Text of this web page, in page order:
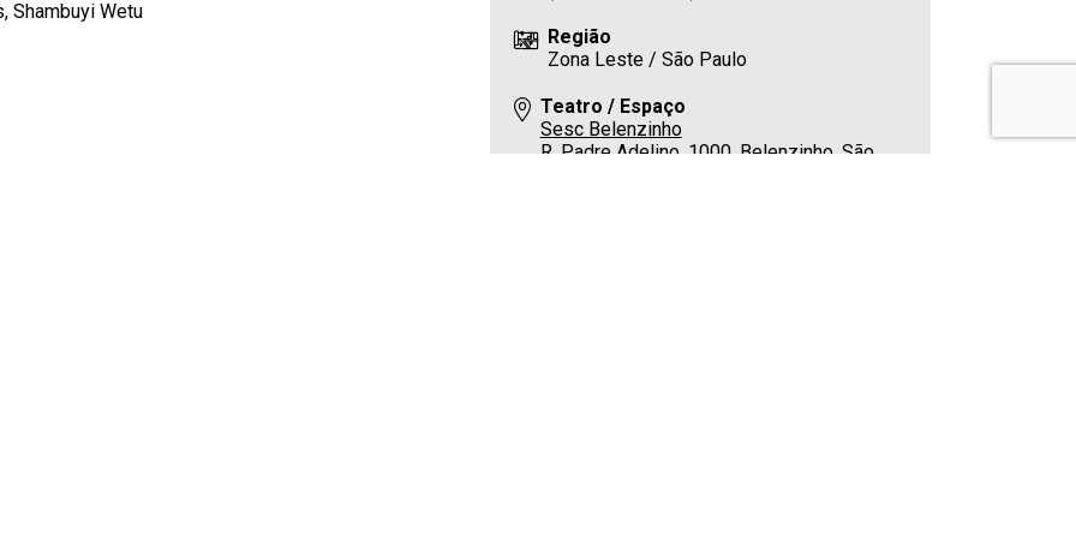
Shambuyi Wetu
Região
Zona Leste / São Paulo
Teatro / Espaço
Sesc Belenzinho
R. Padre Adelino, 1000, Belenzinho, São